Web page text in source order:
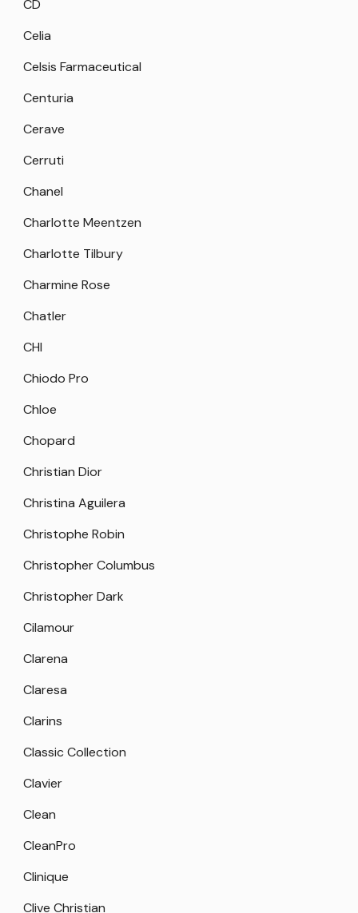
CD
Celia
Celsis Farmaceutical
Centuria
Cerave
Cerruti
Chanel
Charlotte Meentzen
Charlotte Tilbury
Charmine Rose
Chatler
CHI
Chiodo Pro
Chloe
Chopard
Christian Dior
Christina Aguilera
Christophe Robin
Christopher Columbus
Christopher Dark
Cilamour
Clarena
Claresa
Clarins
Classic Collection
Clavier
Clean
CleanPro
Clinique
Clive Christian